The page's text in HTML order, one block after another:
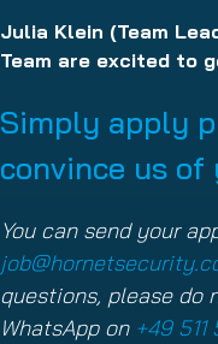
Julia Klein (Team
Team are excited to
Simply apply
convince us
You can send your
questions, please do
WhatsApp on +49